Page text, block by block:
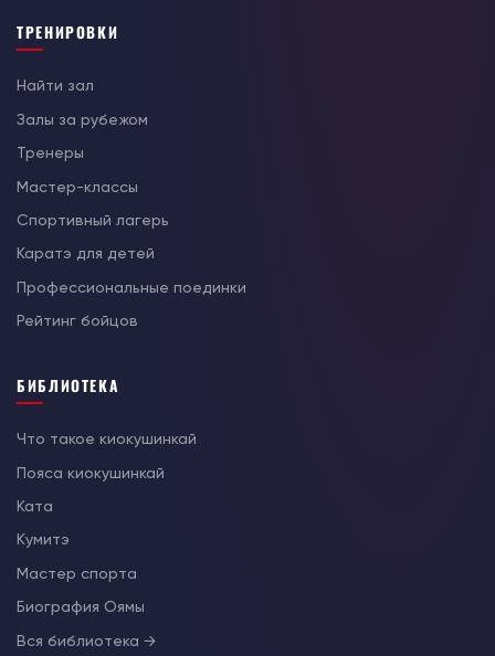
ТРЕНИРОВКИ
Найти зал
Залы за рубежом
Тренеры
Мастер-классы
Спортивный лагерь
Каратэ для детей
Профессиональные поединки
Рейтинг бойцов
БИБЛИОТЕКА
Что такое киокушинкай
Пояса киокушинкай
Ката
Кумитэ
Мастер спорта
Биография Оямы
Вся библиотека →